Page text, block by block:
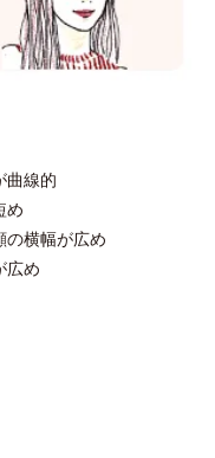
曲線的
め
の横幅が広め
広め